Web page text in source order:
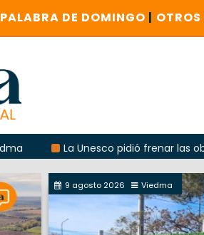
PALABRA DE DOMINGO |
La Unesco pidió frenar las obras del
9 agosto 2026 Viedma